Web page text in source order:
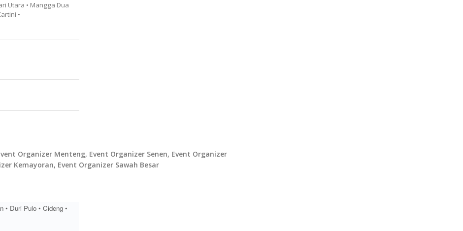
Utara • Mangga Dua
•
Organizer Menteng, Event Organizer Senen, Event Organizer
Kemayoran, Event Organizer Sawah Besar
• Duri Pulo • Cideng •